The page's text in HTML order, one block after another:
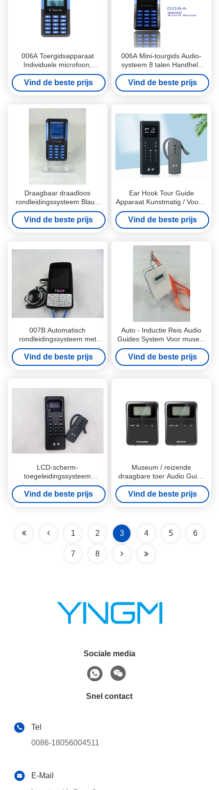
006A Toergidsapparaat
Individuele microfoon,
Protable Toergids
koptelefoon Verhuur
Vind de beste prijs
006A Mini-tourgids Audio-
systeem 8 talen Handheld
digitale audiogids voor
musea
Vind de beste prijs
Draagbaar draadloos
rondleidingssysteem Blauw
en Zwart 006A
Audiogidsysteem
Vind de beste prijs
Ear Hook Tour Guide
Apparaat Kunstmatig / Vooraf
opgeslagen Audio Verklaar
Vind de beste prijs
007B Automatisch
rondleidingssysteem met
LCD-scherm, zwarte digitale
audiogids
Vind de beste prijs
Auto - Inductie Reis Audio
Guides System Voor musea,
Tour Guide RFID Transmitter
M7
Vind de beste prijs
LCD-scherm-
toegeleidingssysteem
ondersteunt gelijktijdig
gebruik van één tot vele
Vind de beste prijs
Museum / reizende
draagbare toer Audio Guide
System zender en ontvanger
Vind de beste prijs
1 2 3 4 5 6
7 8
Sociale media
Snel contact
Tel
0086-18056004511
E-Mail